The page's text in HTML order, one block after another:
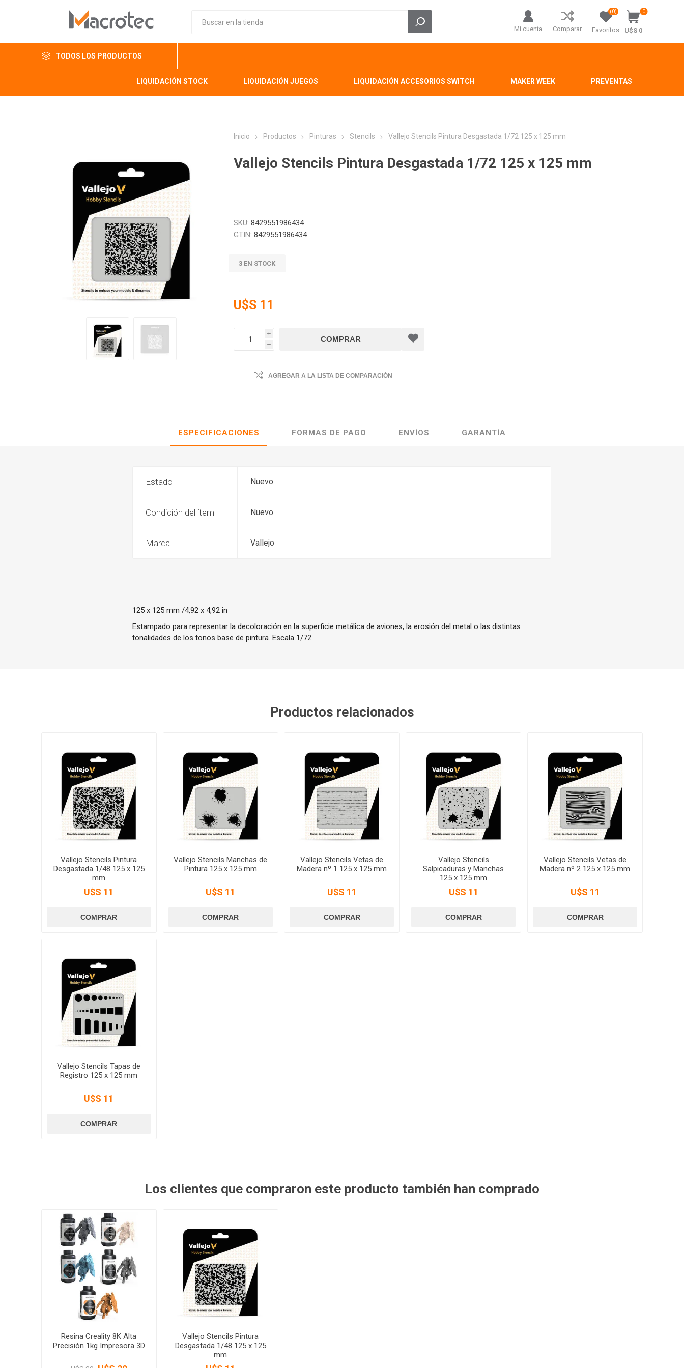
Mi cuenta Comparar Favoritos
(0) 0
U$S 0
TODOS LOS PRODUCTOS
LIQUIDACIÓN STOCK LIQUIDACIÓN JUEGOS LIQUIDACIÓN ACCESORIOS SWITCH MAKER WEEK PREVENTAS
Inicio Productos Pinturas Stencils Vallejo Stencils Pintura Desgastada 1/72 125 x 125 mm
Vallejo Stencils Pintura Desgastada 1/72 125 x 125 mm
SKU: 8429551986434
GTIN: 8429551986434
3 EN STOCK
U$S 11
i
h
AGREGAR A LA LISTA DE COMPARACIÓN
ESPECIFICACIONES FORMAS DE PAGO ENVÍOS GARANTÍA
Estado Nuevo
Condición del ítem Nuevo
Marca Vallejo
125 x 125 mm /4,92 x 4,92 in
Estampado para representar la decoloración en la superficie metálica de aviones, la erosión del metal o las distintas
tonalidades de los tonos base de pintura. Escala 1/72.
Productos relacionados
Vallejo Stencils Pintura
Desgastada 1/48 125 x 125
mm
U$S 11
Vallejo Stencils Manchas de
Pintura 125 x 125 mm
U$S 11
Vallejo Stencils Vetas de
Madera nº 1 125 x 125 mm
U$S 11
Vallejo Stencils
Salpicaduras y Manchas
125 x 125 mm
U$S 11
Vallejo Stencils Vetas de
Madera nº 2 125 x 125 mm
U$S 11
Vallejo Stencils Tapas de
Registro 125 x 125 mm
U$S 11
Los clientes que compraron este producto también han comprado
Resina Creality 8K Alta
Precisión 1kg Impresora 3D
Vallejo Stencils Pintura
Desgastada 1/48 125 x 125
mm